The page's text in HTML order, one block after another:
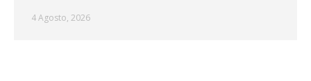
4 Agosto, 2026